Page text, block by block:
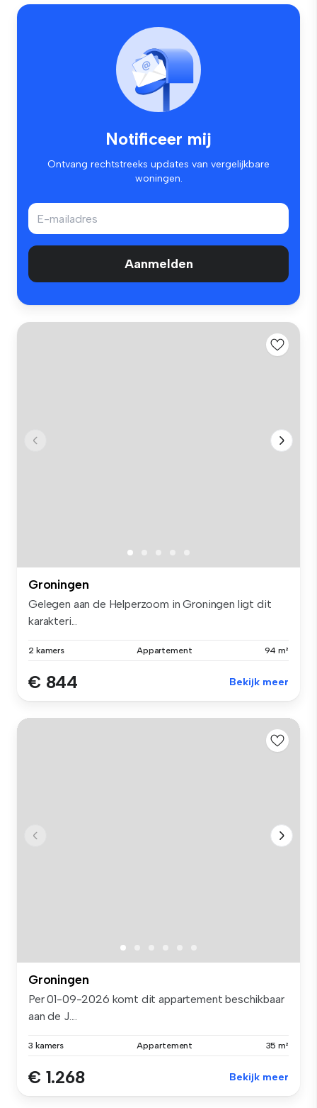
Notificeer mij
Ontvang rechtstreeks updates van vergelijkbare
woningen.
Aanmelden
Groningen
Gelegen aan de Helperzoom in Groningen ligt dit
karakteri...
2 kamers Appartement 94 m²
€ 844 Bekijk meer
Groningen
Per 01-09-2026 komt dit appartement beschikbaar
aan de J....
3 kamers Appartement 35 m²
€ 1.268 Bekijk meer